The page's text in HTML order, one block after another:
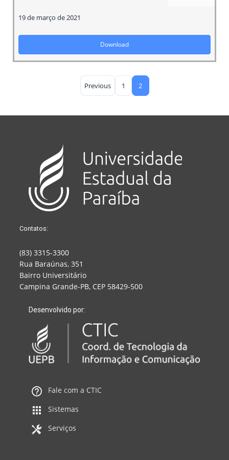
19 de março de 2021
Download
Previous 1 2
Contatos:
(83) 3315-3300
Rua Baraúnas, 351
Bairro Universitário
Campina Grande-PB, CEP 58429-500
Desenvolvido por:
Fale com a CTIC
Sistemas
Serviços